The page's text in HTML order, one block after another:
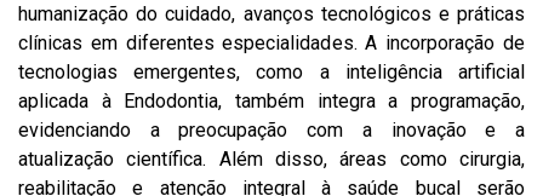
humanização do cuidado, avanços tecnológicos e práticas
clínicas em diferentes especialidades. A incorporação de
tecnologias emergentes, como a inteligência artificial
aplicada à Endodontia, também integra a programação,
evidenciando a preocupação com a inovação e a
atualização científica. Além disso, áreas como cirurgia,
reabilitação e atenção integral à saúde bucal serão